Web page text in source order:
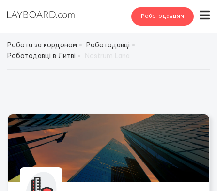
Роботодавцям
Робота за кордоном
Роботодавці
Роботодавці в Литві